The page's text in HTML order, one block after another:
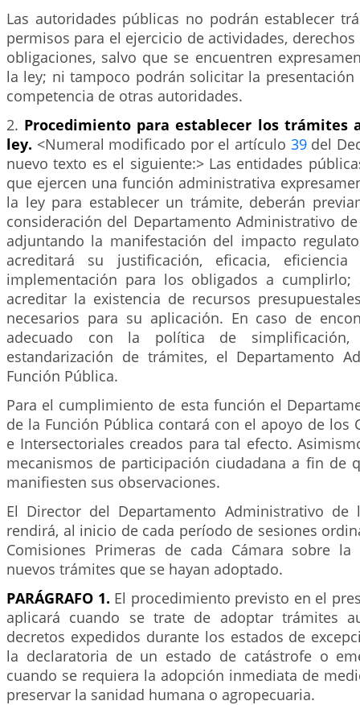
Las autoridades públicas no podrán establecer
permisos para el ejercicio de actividades,
obligaciones, salvo que se encuentren
la ley; ni tampoco podrán solicitar la
competencia de otras autoridades.
2. Procedimiento para establecer los trámites
ley. <Numeral modificado por el artículo 39del
nuevo texto es el siguiente:> Las entidades
que ejercen una función administrativa
la ley para establecer un trámite, deberán
consideración del Departamento Administrativo
adjuntando la manifestación del impacto
acreditará su justificación, eficacia,
implementación para los obligados a cumplirlo;
acreditar la existencia de recursos
necesarios para su aplicación. En caso de
adecuado con la política de simplificación,
estandarización de trámites, el Departamento
Función Pública.
Para el cumplimiento de esta función el
de la Función Pública contará con el apoyo de los
e Intersectoriales creados para tal efecto.
mecanismos de participación ciudadana a fin de
manifiesten sus observaciones.
El Director del Departamento Administrativo de
rendirá, al inicio de cada período de sesiones
Comisiones Primeras de cada Cámara sobre
nuevos trámites que se hayan adoptado.
PARÁGRAFO 1. El procedimiento previsto en el
aplicará cuando se trate de adoptar trámites
decretos expedidos durante los estados de
la declaratoria de un estado de catástrofe o
cuando se requiera la adopción inmediata de
preservar la sanidad humana o agropecuaria.